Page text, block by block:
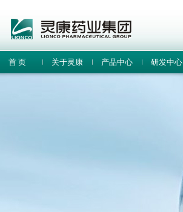
首 页 关于灵康 产品中心 研发中心